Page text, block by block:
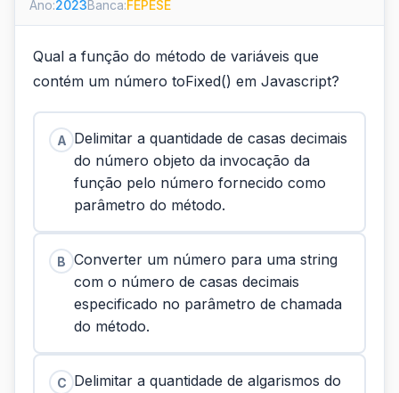
Ano:2023Banca:FEPESE
Qual a função do método de variáveis que
contém um número toFixed() em Javascript?
A Delimitar a quantidade de casas decimais
do número objeto da invocação da
função pelo número fornecido como
parâmetro do método.
B Converter um número para uma string
com o número de casas decimais
especificado no parâmetro de chamada
do método.
C Delimitar a quantidade de algarismos do